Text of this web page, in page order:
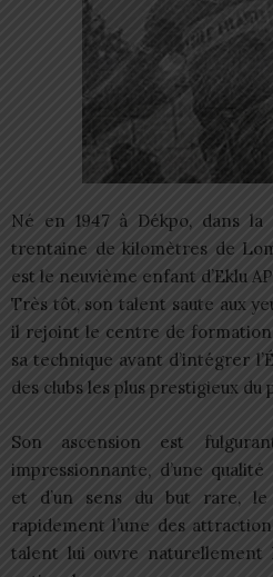
Né en 1947 à Dékpo, dans
trentaine de kilomètres de
est le neuvième enfant d’Eklu
Très tôt, son talent saute aux
il rejoint le centre de
sa technique avant d’intégrer
des clubs les plus prestigieux du
Son ascension est
impressionnante, d’une
et d’un sens du but rare, le
rapidement l’une des
talent lui ouvre naturellement